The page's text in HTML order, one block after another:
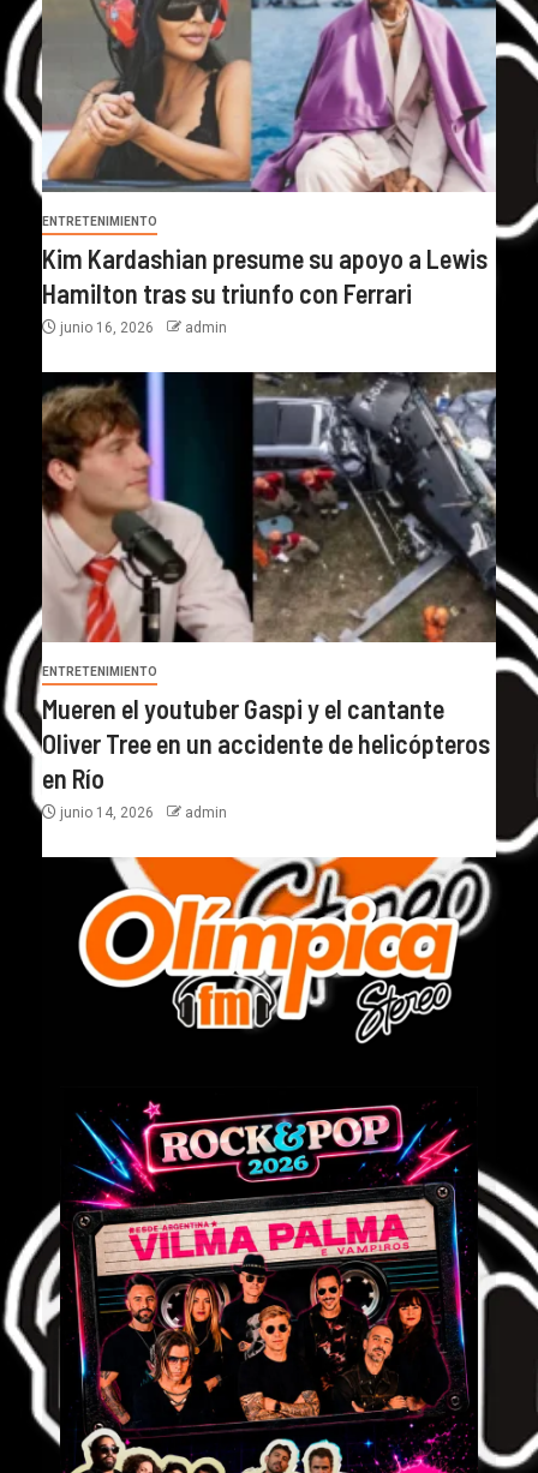
ENTRETENIMIENTO
Kim Kardashian presume su apoyo a Lewis
Hamilton tras su triunfo con Ferrari
junio 16, 2026 admin
ENTRETENIMIENTO
Mueren el youtuber Gaspi y el cantante
Oliver Tree en un accidente de helicópteros
en Río
junio 14, 2026 admin